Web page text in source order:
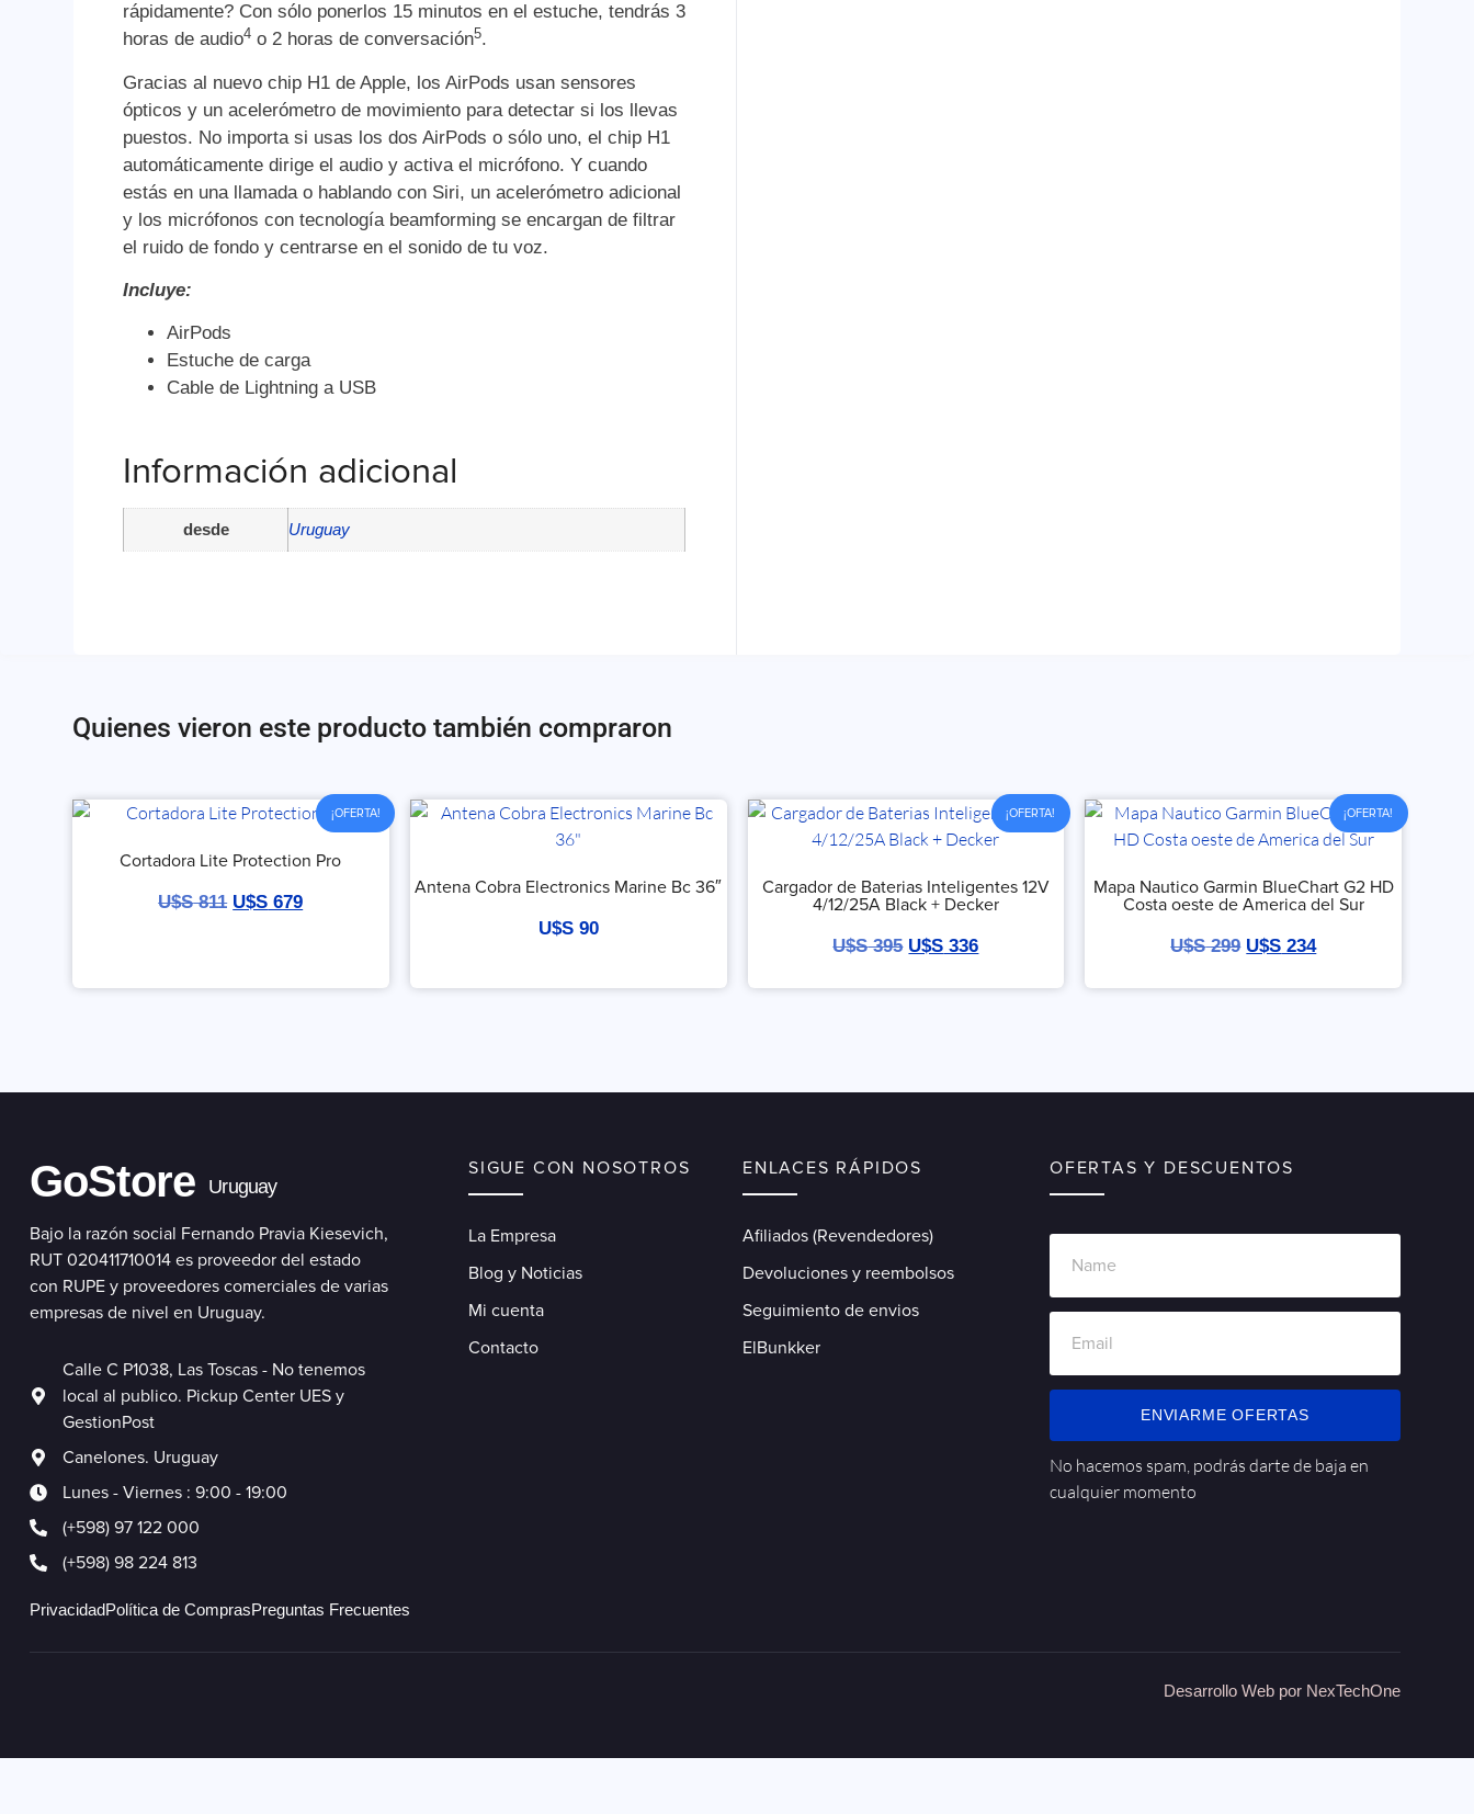
rápidamente? Con sólo ponerlos 15 minutos en el estuche, tendrás 3
horas de audio4 o 2 horas de conversación5.
Gracias al nuevo chip H1 de Apple, los AirPods usan sensores
ópticos y un acelerómetro de movimiento para detectar si los llevas
puestos. No importa si usas los dos AirPods o sólo uno, el chip H1
automáticamente dirige el audio y activa el micrófono. Y cuando
estás en una llamada o hablando con Siri, un acelerómetro adicional
y los micrófonos con tecnología beamforming se encargan de filtrar
el ruido de fondo y centrarse en el sonido de tu voz.
Incluye:
AirPods
Estuche de carga
Cable de Lightning a USB
Información adicional
desde Uruguay
Quienes vieron este producto también compraron
¡OFERTA!
Cortadora Lite Protection Pro
U$S811 U$S 679
Antena Cobra Electronics Marine Bc 36″
U$S90
¡OFERTA!
Cargador de Baterias Inteligentes 12V
4/12/25A Black + Decker
U$S395 U$S 336
¡OFERTA!
Mapa Nautico Garmin BlueChart G2 HD
Costa oeste de America del Sur
U$S299 U$S 234
GoStore Uruguay
Bajo la razón social Fernando Pravia Kiesevich,
RUT 020411710014 es proveedor del estado
con RUPE y proveedores comerciales de varias
empresas de nivel en Uruguay.
Calle C P1038, Las Toscas - No tenemos
local al publico. Pickup Center UES y
GestionPost
Canelones. Uruguay
Lunes - Viernes : 9:00 - 19:00
(+598) 97 122 000
(+598) 98 224 813
SIGUE CON NOSOTROS
La Empresa
Blog y Noticias
Mi cuenta
Contacto
ENLACES RÁPIDOS
Afiliados (Revendedores)
Devoluciones y reembolsos
Seguimiento de envios
ElBunkker
OFERTAS Y DESCUENTOS
ENVIARME OFERTAS
No hacemos spam, podrás darte de baja en
cualquier momento
PrivacidadPolítica de ComprasPreguntas Frecuentes
Desarrollo Web por NexTechOne